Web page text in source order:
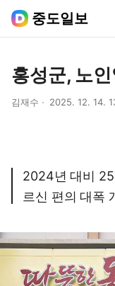
중도일보
홍성군, 노
김재수 2025. 12. 14.
2024년 대비
르신 편의 대폭